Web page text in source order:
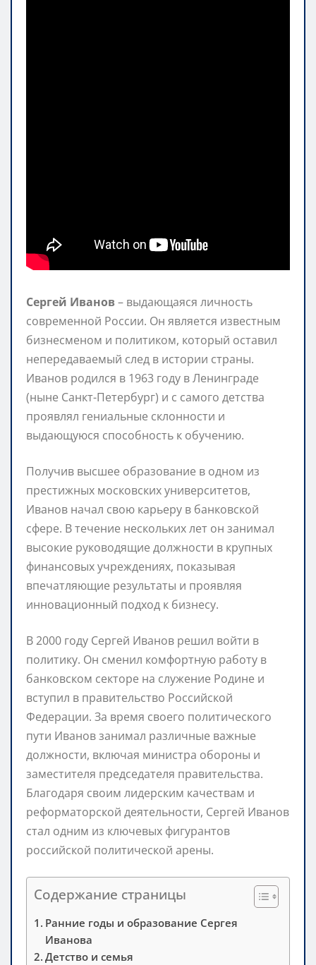
Сергей Иванов– выдающаяся личность
современной России. Он является известным
бизнесменом и политиком, который оставил
непередаваемый след в истории страны.
Иванов родился в 1963 году в Ленинграде
(ныне Санкт-Петербург) и с самого детства
проявлял гениальные склонности и
выдающуюся способность к обучению.
Получив высшее образование в одном из
престижных московских университетов,
Иванов начал свою карьеру в банковской
сфере. В течение нескольких лет он занимал
высокие руководящие должности в крупных
финансовых учреждениях, показывая
впечатляющие результаты и проявляя
инновационный подход к бизнесу.
В 2000 году Сергей Иванов решил войти в
политику. Он сменил комфортную работу в
банковском секторе на служение Родине и
вступил в правительство Российской
Федерации. За время своего политического
пути Иванов занимал различные важные
должности, включая министра обороны и
заместителя председателя правительства.
Благодаря своим лидерским качествам и
реформаторской деятельности, Сергей Иванов
стал одним из ключевых фигурантов
российской политической арены.
Содержание страницы
Ранние годы и образование Сергея
Иванова
Детство и семья